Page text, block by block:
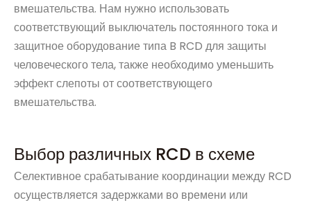
вмешательства. Нам нужно использовать
соответствующий выключатель постоянного тока и
защитное оборудование типа B RCD для защиты
человеческого тела, также необходимо уменьшить
эффект слепоты от соответствующего
вмешательства.
Выбор различных RCD в схеме
Селективное срабатывание координации между RCD
осуществляется задержками во времени или